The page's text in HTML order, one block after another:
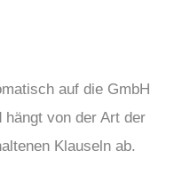
auf die GmbH
hängt von der Art der
Klauseln ab.